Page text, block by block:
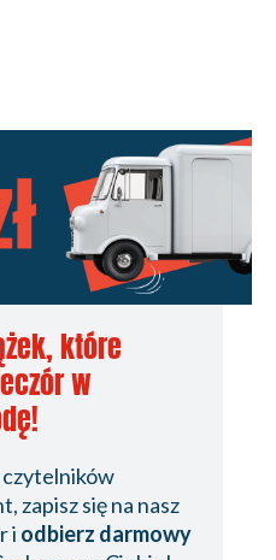
które
w
czytelników
zapisz się na nasz
i odbierz darmowy